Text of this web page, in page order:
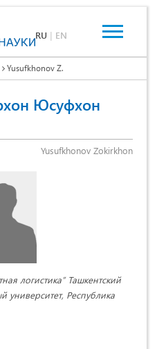
RU | EN
Yusufkhonov Z.
Юсуфхон
Yusufkhonov Zokirkhon
логистика” Ташкентский
университет, Республика